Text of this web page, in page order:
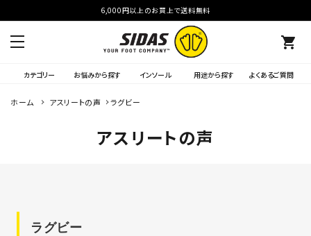
6,000円以上のお買上で送料無料
shopping_cart
カテゴリー お悩みから探す インソール 用途から探す よくあるご質問
ホーム アスリートの声 ラグビー
アスリートの声
ラグビー